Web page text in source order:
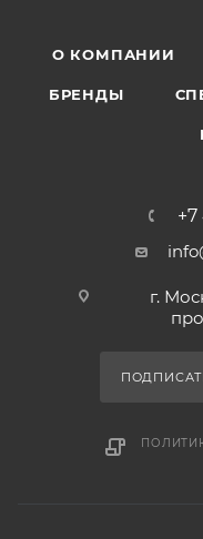
О КОМПАНИИ
БРЕНДЫ
г.